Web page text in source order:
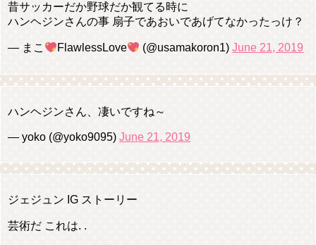
昔サッカーだか野球だか観てる時に
ハンヘジンさんの事 扇子であおいであげてなかったっけ？
— まこ FlawlessLove (@usamakoron1)June 21, 2019
ハンヘジンさん、凄いですね～
— yoko (@yoko9095) June 21, 2019
ジェジュン IG ストーリー
芸術だ これは. .